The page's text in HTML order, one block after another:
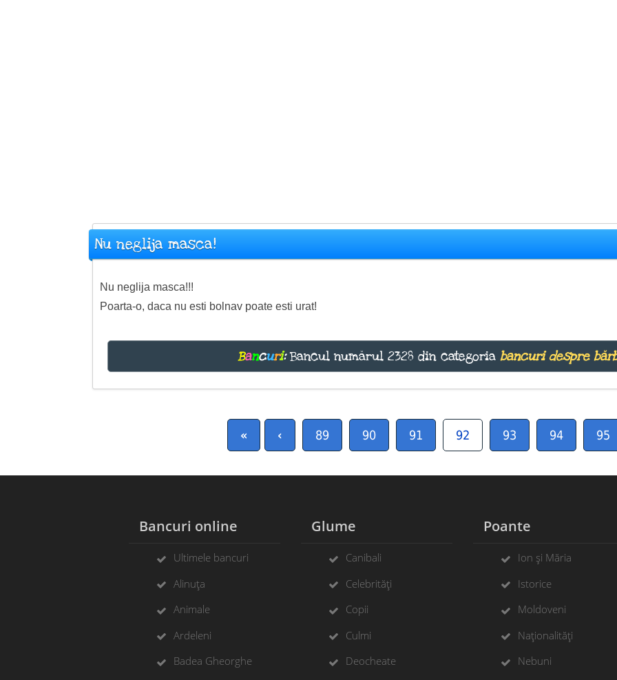
Nu neglija masca!
Nu neglija masca!!!
Poarta-o, daca nu esti bolnav poate esti urat!
Bancuri:Bancul numărul 2328 din categoria bancuri despre
« ‹ 89 90 91 92 93 94 95
Bancuri online
Ultimele bancuri
Alinuța
Animale
Ardeleni
Badea Gheorghe
Glume
Canibali
Celebrități
Copii
Culmi
Deocheate
Poante
Ion și Măria
Istorice
Moldoveni
Naționalități
Nebuni